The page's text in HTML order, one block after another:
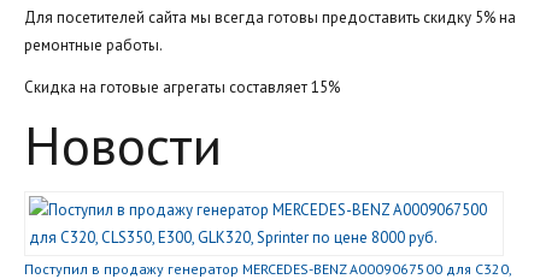
Для посетителей сайта мы всегда готовы предоставить скидку 5% на
ремонтные работы.
Скидка на готовые агрегаты составляет 15%
Новости
Поступил в продажу генератор MERCEDES-BENZ A0009067500 для C320,